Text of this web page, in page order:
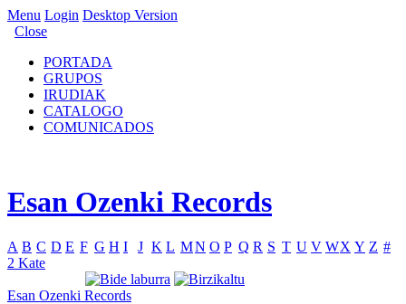
Menu Login Desktop Version
Close
PORTADA
GRUPOS
IRUDIAK
CATALOGO
COMUNICADOS
Esan Ozenki Records
A B C D E F G H I J K L MN O P Q R S T U V WX Y Z #
2 Kate
Esan Ozenki Records